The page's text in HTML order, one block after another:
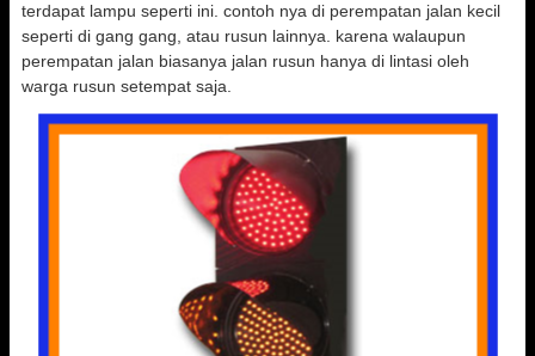
terdapat lampu seperti ini. contoh nya di perempatan jalan kecil
seperti di gang gang, atau rusun lainnya. karena walaupun
perempatan jalan biasanya jalan rusun hanya di lintasi oleh
warga rusun setempat saja.